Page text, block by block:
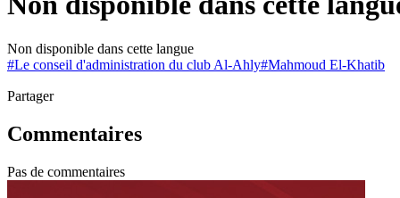
Non disponible dans cette langue
#Le conseil d'administration du club Al-Ahly#Mahmoud El-Khatib
Partager
Commentaires
Pas de commentaires